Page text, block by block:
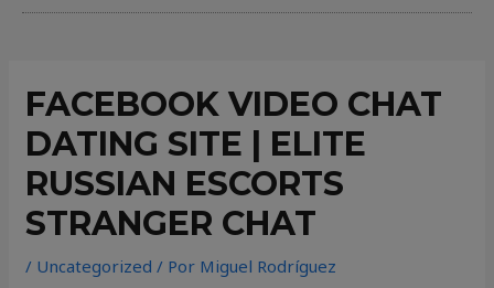
FACEBOOK VIDEO CHAT
DATING SITE | ELITE
RUSSIAN ESCORTS
STRANGER CHAT
/ Uncategorized / Por Miguel Rodríguez